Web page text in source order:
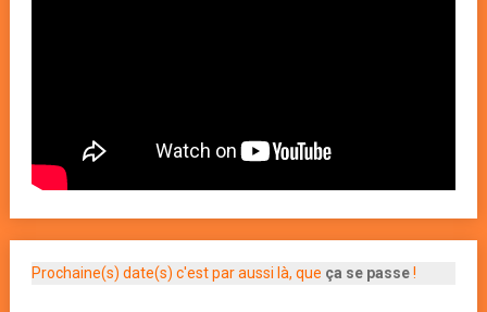
Prochaine(s) date(s) c'est par aussi là, que ça se passe!